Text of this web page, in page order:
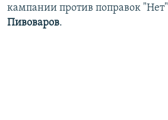
кампании против поправок "Нет"
Пивоваров.